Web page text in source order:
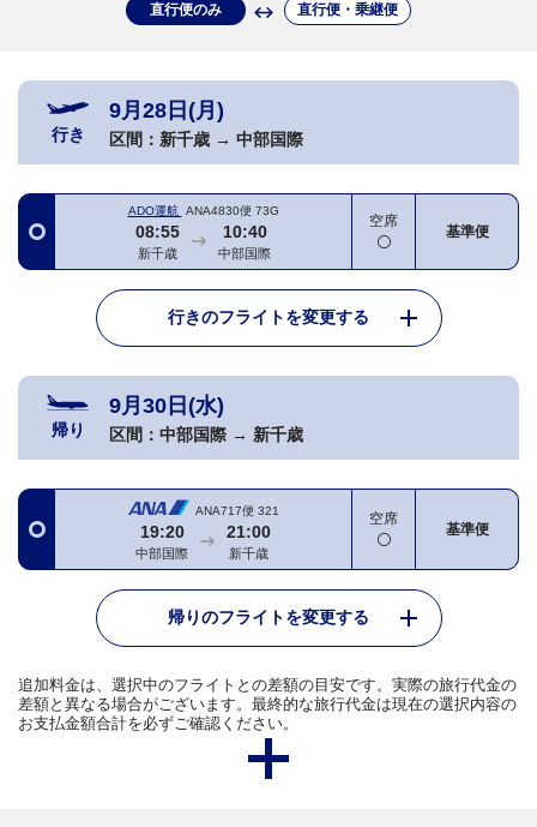
直行便のみ 直行便・乗継便
行き
9月28日(月)
区間： 新千歳 → 中部国際
ADO運航 ANA4830便 73G
08:55
新千歳
10:40
中部国際
空席
基準便
行きのフライトを変更する
帰り
9月30日(水)
区間： 中部国際 → 新千歳
ANA717便 321
19:20
中部国際
21:00
新千歳
空席
基準便
帰りのフライトを変更する
追加料金は、選択中のフライトとの差額の目安です。実際の旅行代金の
差額と異なる場合がございます。最終的な旅行代金は現在の選択内容の
お支払金額合計を必ずご確認ください。